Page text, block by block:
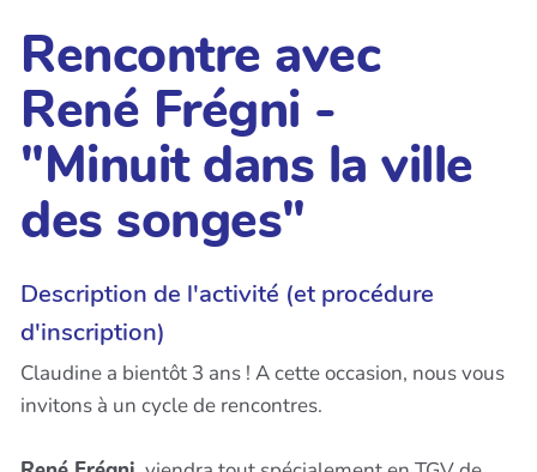
Rencontre avec
René Frégni -
"Minuit dans la ville
des songes"
Description de l'activité (et procédure
d'inscription)
Claudine a bientôt 3 ans ! A cette occasion, nous vous
invitons à un cycle de rencontres.